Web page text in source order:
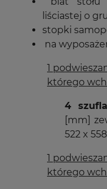
liściastej o
stopki
na
1
którego
4
[mm]
522 x
1
którego